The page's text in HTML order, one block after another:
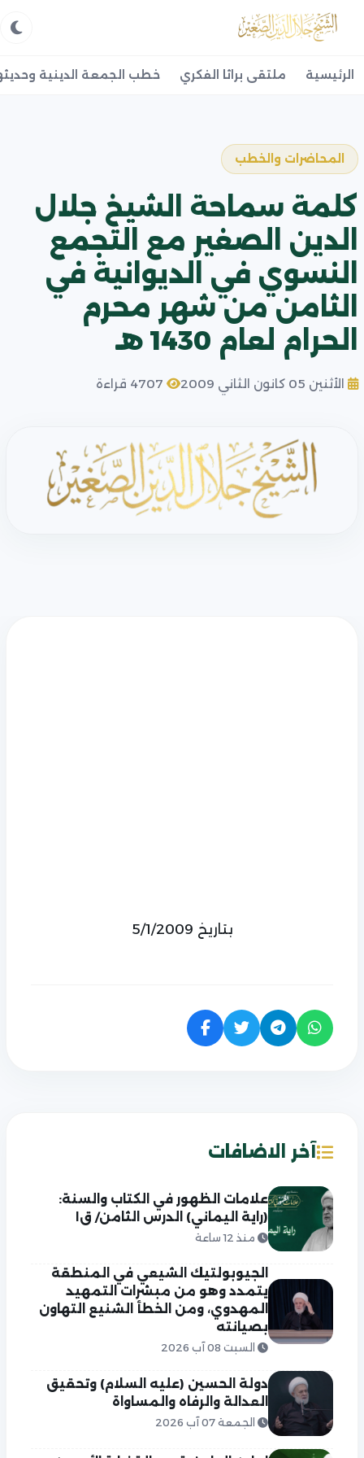
الرئيسية ملتقى براثا الفكري خطب الجمعة الدينية
المحاضرات والخطب
كلمة سماحة الشيخ جلال
الدين الصغير مع التجمع
النسوي في الديوانية في
الثامن من شهر محرم
الحرام لعام 1430 هـ
الأثنين 05 كانون الثاني 2009
بتاريخ 5/1/2009
آخر الاضافات
علامات الظهور في الكتاب والسنة:
(راية اليماني) الدرس الثامن/ ق١
منذ 12 ساعة
الجيوبولتيك الشيعي في المنطقة
يتمدد وهو من مبشرات التمهيد
المهدوي، ومن الخطأ الشنيع التهاون
بصيانته
السبت 08 آب 2026
دولة الحسين (عليه السلام) وتحقيق
العدالة والرفاه والمساواة
الجمعة 07 آب 2026